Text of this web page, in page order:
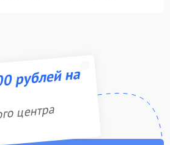
рублей на
центра